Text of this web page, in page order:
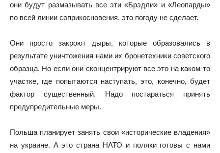
они будут размазывать все эти «Брэдли» и «Леопарды»
по всей линии соприкосновения, это погоду не сделает.
Они просто закроют дыры, которые образовались в
результате уничтожения нами их бронетехники советского
образца. Но если они сконцентрируют все это на каком-то
участке, где попытаются наступать, это, конечно, будет
фактор существенный. Надо постараться принять
предупредительные меры.
Польша планирует занять свои «исторические владения»
на украине. А это страна НАТО и поляки готовы с нами